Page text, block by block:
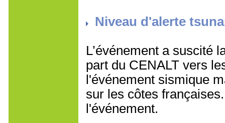
Niveau d'alerte
L’événement a suscité
part du CENALT vers
l'événement sismique
sur les côtes
l'événement.